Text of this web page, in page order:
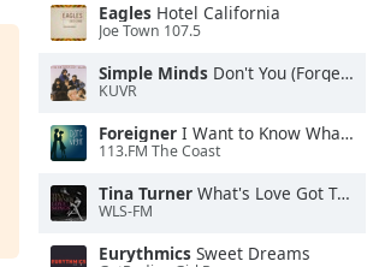
Eagles Hotel California
Joe Town 107.5
Simple Minds Don't You (Forget About Me)
KUVR
Foreigner I Want to Know What Love Is
113.FM The Coast
Tina Turner What's Love Got To Do With It
WLS-FM
Eurythmics Sweet Dreams